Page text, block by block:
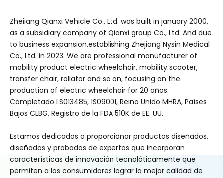
Zheiiang Qianxi Vehicle Co., Ltd. was built in january 2000,
as a subsidiary company of Qianxi group Co., Ltd. And due
to business expansion,establishing Zhejiang Nysin Medical
Co., Ltd. in 2023. We are professional manufacturer of
mobility product electric wheelchair, mobility scooter,
transfer chair, rollator and so on, focusing on the
production of electric wheelchair for 20 años.
Completado LS013485, 1S09001, Reino Unido MHRA, Países
Bajos CLBG, Registro de la FDA 510K de EE. UU.
Estamos dedicados a proporcionar productos diseñados,
diseñados y probados de expertos que incorporan
características de innovación tecnolóticamente que
permiten a los consumidores lograr la mejor calidad de